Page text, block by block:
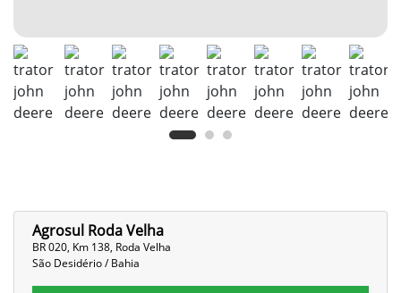
Agrosul Roda Velha
BR 020, Km 138, Roda Velha
São Desidério / Bahia